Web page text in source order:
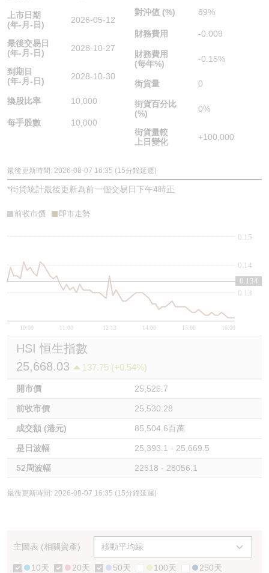
上市日期
(年-月-日)
2026-05-12
最後交易日
(年-月-日)
2028-10-27
到期日
(年-月-日)
2028-10-30
換股比率 10,000
每手股數 10,000
對沖值 (%) 89%
財務費用 -0.009
財務費用
(每年%)
-0.15%
街貨量 0
街貨百分比
(%)
0%
街貨量較
上日變化
+100,000
最後更新時間: 2026-08-07 16:35 (15分鐘延遲)
*街貨統計最後更新為前一個交易日下午4時正
前收市價 即市走勢
10:00 11:00 12/13 14:00 15:00 16:00
0.13
0.14
0.15
0.134
HSI 恒生指數
25,668.03
137.75 (+0.54%)
開市價 25,526.7
前收市價 25,530.28
成交額 (港元) 85,504.6百萬
是日波幅 25,393.1 - 25,669.5
52周波幅 22518 - 28056.1
最後更新時間: 2026-08-07 16:35 (15分鐘延遲)
主圖表 (相關資產)
10天 20天 50天 100天 250天